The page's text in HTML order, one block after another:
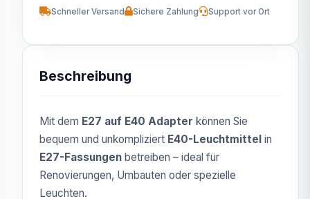
Schneller Versand Sichere Zahlung Support vor Ort
Beschreibung
Mit dem E27 auf E40 Adapter können Sie
bequem und unkompliziert E40-Leuchtmittel in
E27-Fassungen betreiben – ideal für
Renovierungen, Umbauten oder spezielle
Leuchten.